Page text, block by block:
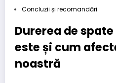
Concluzii și recomandări
Durerea de
este și cum
noastră